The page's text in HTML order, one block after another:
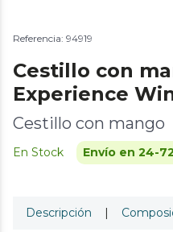
Referencia: 94919
Cestillo con
Experience
Cestillo con mango
En Stock Envío en 24-
Descripción |